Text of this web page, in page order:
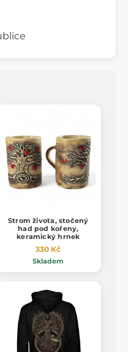
Strom života, stočený
had pod kořeny,
keramický hrnek
330 Kč
Skladem